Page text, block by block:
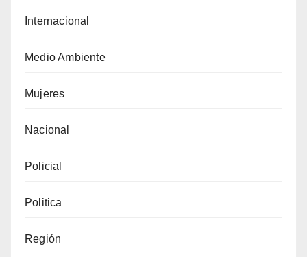
Internacional
Medio Ambiente
Mujeres
Nacional
Policial
Politica
Región